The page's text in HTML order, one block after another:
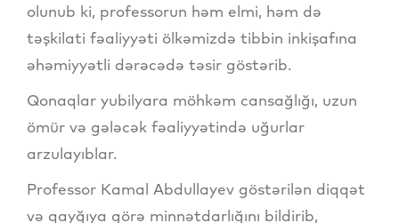
olunub ki, professorun həm elmi, həm də
təşkilati fəaliyyəti ölkəmizdə tibbin inkişafına
əhəmiyyətli dərəcədə təsir göstərib.
Qonaqlar yubilyara möhkəm cansağlığı, uzun
ömür və gələcək fəaliyyətində uğurlar
arzulayıblar.
Professor Kamal Abdullayev göstərilən diqqət
və qayğıya görə minnətdarlığını bildirib,